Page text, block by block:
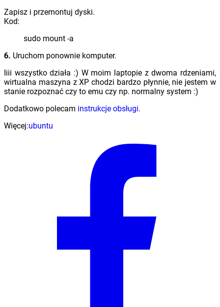
Zapisz i przemontuj dyski.
Kod:
sudo mount -a
6. Uruchom ponownie komputer.
Iiii wszystko działa :) W moim laptopie z dwoma rdzeniami,
wirtualna maszyna z XP chodzi bardzo płynnie, nie jestem w
stanie rozpoznać czy to emu czy np. normalny system :)
Dodatkowo polecam instrukcje obsługi.
Więcej:ubuntu